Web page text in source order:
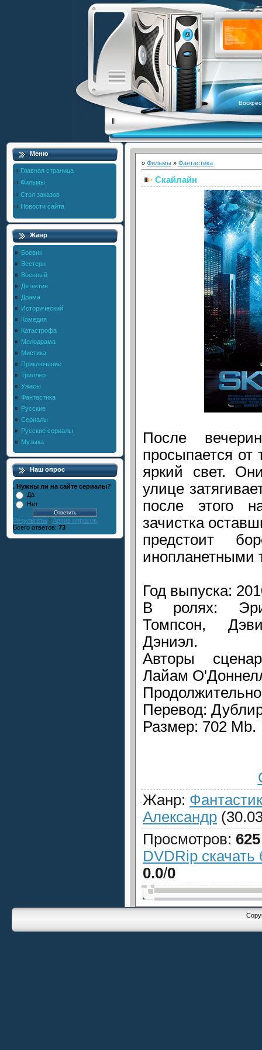
Меню
Главная страница
Фильмы
Стол заказов
Новости сайта
Жанр
Боевик
Вестерн
Военный
Детектив
Драма
Исторический
Комедия
Катастрофа
Мелодрама
Мистика
Приключение
Триллер
Ужасы
Фантастика
Русские
Сериалы
Русские сериалы
Музыка
Наш опрос
. Нужны ли на сайте сериалы?
Да
Нет
Результаты | Архив опросов
Всего ответов: 73
» Фильмы » Фантастика
Скайлайн
После
просыпается от
яркий свет.
улице
после этого
зачистка
предстоит
инопланетными
Год выпуска:
В ролях:
Томпсон,
Дэниэл.
Авторы
Лайам
Перевод:
Размер: 702 Mb.
Жанр:
Александр
Просмотров: 625
DVDRip скачать
0.0/0